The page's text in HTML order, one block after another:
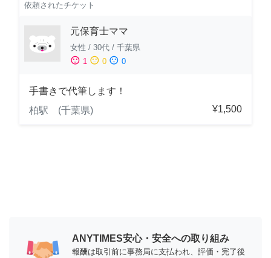
依頼されたチケット
元保育士ママ
女性 / 30代 / 千葉県
sentiment_satisfied 1 sentiment_neutral 0 sentiment_dissatisfied 0
手書きで代筆します！
柏駅 (千葉県)
¥1,500
ANYTIMES安心・安全への取り組み
報酬は取引前に事務局に支払われ、評価・完了後